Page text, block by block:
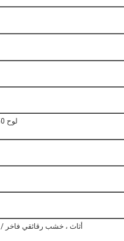
لوح 250 سم ، باب: 210-245 سم ، أثاث 120 سم
أثاث ، خشب رقائقي فاخر / MDF ؛الأرضيات ، الباب ، الخزانة ، الصندوق